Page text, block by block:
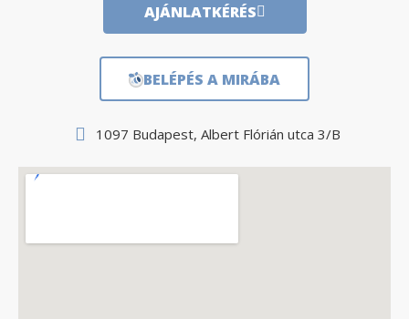
AJÁNLATKÉRÉS
BELÉPÉS A MIRÁBA
1097 Budapest, Albert Flórián utca 3/B